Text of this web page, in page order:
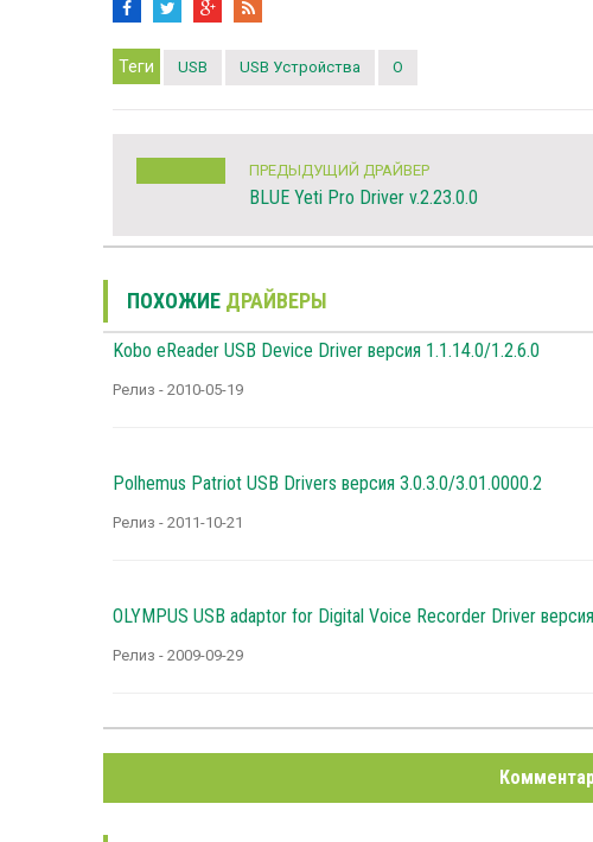
Теги USB USB Устройства O
ПРЕДЫДУЩИЙ ДРАЙВЕР
BLUE Yeti Pro Driver v.2.23.0.0
ПОХОЖИЕ ДРАЙВЕРЫ
Kobo eReader USB Device Driver версия 1.1.14.0/1.2.6.0
Релиз - 2010-05-19
Polhemus Patriot USB Drivers версия 3.0.3.0/3.01.0000.2
Релиз - 2011-10-21
OLYMPUS USB adaptor for Digital Voice Recorder Driver
Релиз - 2009-09-29